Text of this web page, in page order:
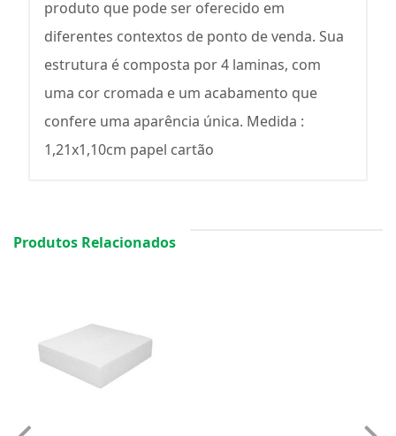
produto que pode ser oferecido em
diferentes contextos de ponto de venda. Sua
estrutura é composta por 4 laminas, com
uma cor cromada e um acabamento que
confere uma aparência única. Medida :
1,21x1,10cm papel cartão
Produtos Relacionados